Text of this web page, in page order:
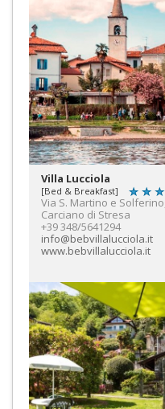
Villa Lucciola
[Bed & Breakfast]
Via S. Martino e
Carciano di Stresa
+39 348/5641294
info@bebvillalucciola.it
www.bebvillalucciola.it